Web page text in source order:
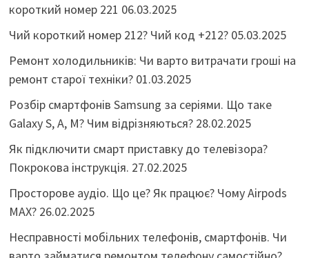
короткий номер 221 06.03.2025
Чий короткий номер 212? Чий код +212? 05.03.2025
Ремонт холодильників: Чи варто витрачати гроші на
ремонт старої техніки? 01.03.2025
Розбір смартфонів Samsung за серіями. Що таке
Galaxy S, A, M? Чим відрізняються? 28.02.2025
Як підключити смарт приставку до телевізора?
Покрокова інструкція. 27.02.2025
Просторове аудіо. Що це? Як працює? Чому Airpods
MAX? 26.02.2025
Несправності мобільних телефонів, смартфонів. Чи